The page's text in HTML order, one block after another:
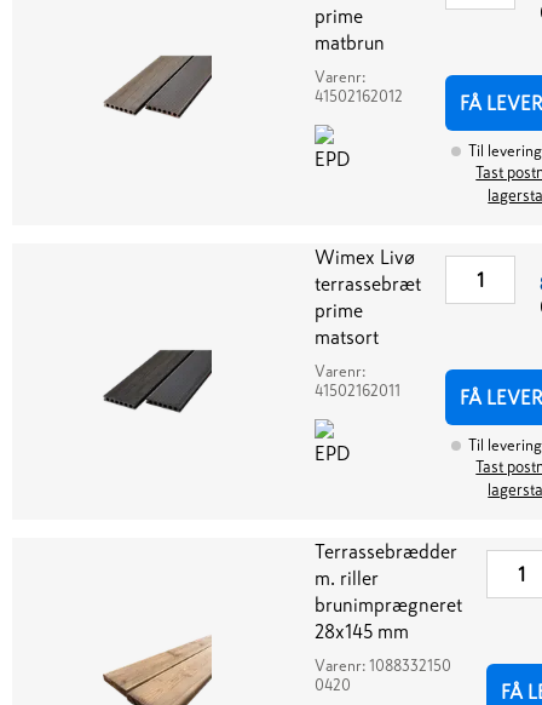
prime
matbrun
Varenr:
41502162012
FÅ
Til levering
Tast
Wimex Livø
terrassebræt
prime
matsort
Varenr:
41502162011
FÅ
Til levering
Tast
Terrassebrædder
m. riller
brunimprægneret
28x145 mm
Varenr: 1088332150
0420
FÅ